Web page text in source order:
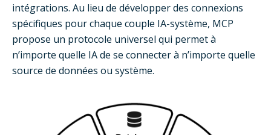
intégrations. Au lieu de développer des connexions
spécifiques pour chaque couple IA-système, MCP
propose un protocole universel qui permet à
n’importe quelle IA de se connecter à n’importe quelle
source de données ou système.